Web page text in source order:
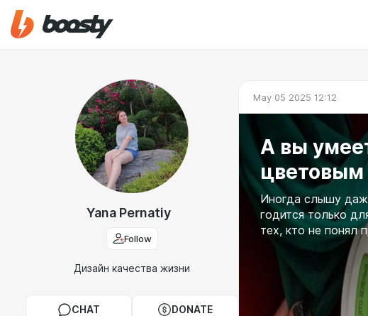
Yana Pernatiy
Follow
Дизайн качества жизни
CHAT DONATE
May 05 2025 12:12
А вы
цветовым
Иногда слышу
годится только
тех, кто не понял